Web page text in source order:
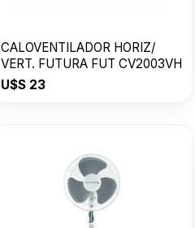
CALOVENTILADOR HORIZ/
VERT. FUTURA FUT CV2003VH
U$S 23